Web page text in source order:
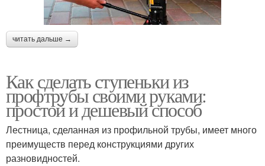
читать дальше →
Как сделать ступеньки из
профтрубы своими руками:
простой и дешевый способ
Лестница, сделанная из профильной трубы, имеет много
преимуществ перед конструкциями других
разновидностей.